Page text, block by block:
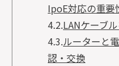
IpoE対応の重要
4.2.LANケーブ
4.3.ルーターと
認・交換